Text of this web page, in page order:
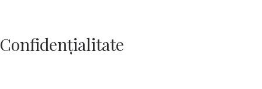
Confidențialitate